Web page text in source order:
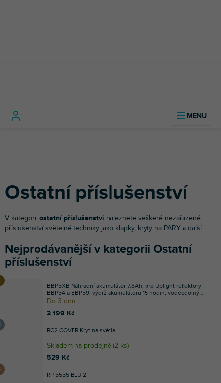
Ostatní příslušenství
V kategorii ostatní příslušenství naleznete veškeré nezařazené
příslušenství světelné techniky jako klapky, kryty na PARY a další.
Nejprodávanější v kategorii Ostatní
příslušenství
BBP5XB Náhradní akumulátor 7.8Ah, pro Uplight reflektory
BBP54 a BBP59, výdrž akumulátoru 15 hodin, voděodolný
IP65
Do 3 dnů
2 199 Kč
RC2 COVER Kryt na světla
Skladem na prodejně (2 ks)
529 Kč
RP 5555 BLU 2